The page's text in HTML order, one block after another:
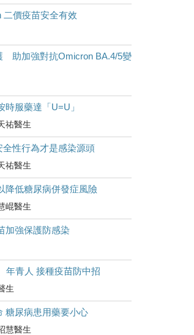
價疫苗安全有效
助加強對抗Omicron BA.4/5變
服藥達「U=U」
祐醫生
性行為才是感染源頭
祐醫生
降低糖尿病併發症風險
崐醫生
加強保護防感染
年青人 接種疫苗防中招
生
糖尿病患用藥要小心
慧醫生